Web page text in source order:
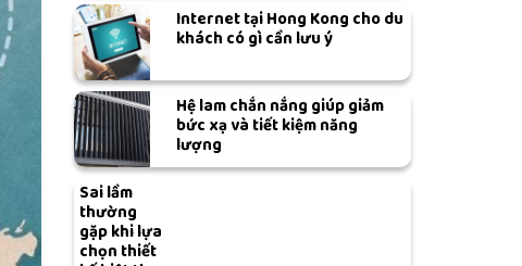
Internet tại Hong Kong cho du
khách có gì cần lưu ý
Hệ lam chắn nắng giúp giảm
bức xạ và tiết kiệm năng
lượng
Sai lầm
thường
gặp khi lựa
chọn thiết